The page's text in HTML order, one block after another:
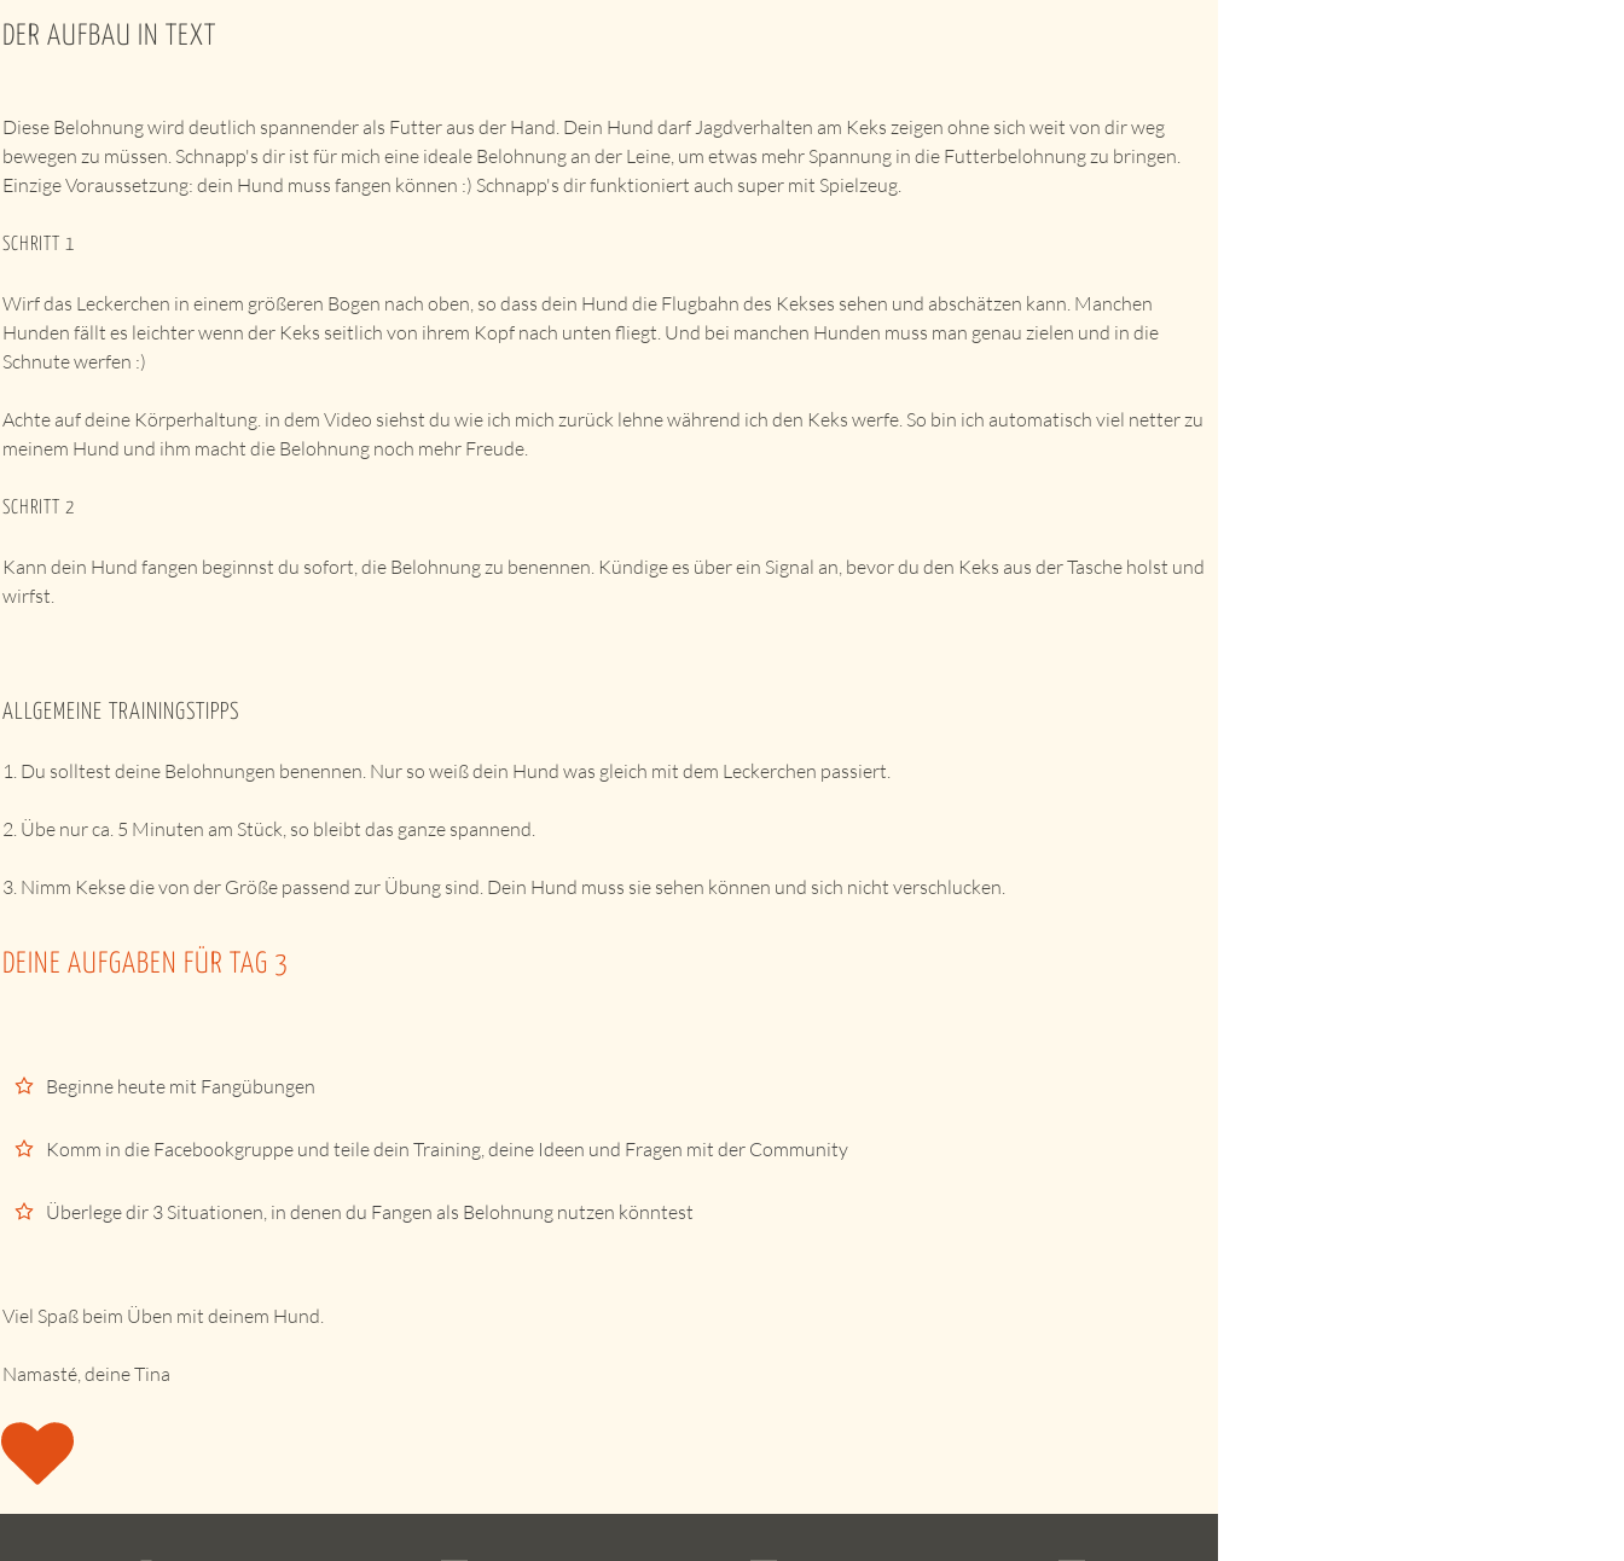
DER AUFBAU IN TEXT
Diese Belohnung wird deutlich spannender als Futter aus der Hand. Dein Hund darf Jagdverhalten am Keks zeigen ohne sich weit von dir weg
bewegen zu müssen. Schnapp's dir ist für mich eine ideale Belohnung an der Leine, um etwas mehr Spannung in die Futterbelohnung zu bringen.
Einzige Voraussetzung: dein Hund muss fangen können :) Schnapp's dir funktioniert auch super mit Spielzeug.
SCHRITT 1
Wirf das Leckerchen in einem größeren Bogen nach oben, so dass dein Hund die Flugbahn des Kekses sehen und abschätzen kann. Manchen
Hunden fällt es leichter wenn der Keks seitlich von ihrem Kopf nach unten fliegt. Und bei manchen Hunden muss man genau zielen und in die
Schnute werfen :)
Achte auf deine Körperhaltung. in dem Video siehst du wie ich mich zurück lehne während ich den Keks werfe. So bin ich automatisch viel netter zu
meinem Hund und ihm macht die Belohnung noch mehr Freude.
SCHRITT 2
Kann dein Hund fangen beginnst du sofort, die Belohnung zu benennen. Kündige es über ein Signal an, bevor du den Keks aus der Tasche holst und
wirfst.
ALLGEMEINE TRAININGSTIPPS
1. Du solltest deine Belohnungen benennen. Nur so weiß dein Hund was gleich mit dem Leckerchen passiert.
2. Übe nur ca. 5 Minuten am Stück, so bleibt das ganze spannend.
3. Nimm Kekse die von der Größe passend zur Übung sind. Dein Hund muss sie sehen können und sich nicht verschlucken.
DEINE AUFGABEN FÜR TAG 3
Beginne heute mit Fangübungen
Komm in die Facebookgruppe und teile dein Training, deine Ideen und Fragen mit der Community
Überlege dir 3 Situationen, in denen du Fangen als Belohnung nutzen könntest
Viel Spaß beim Üben mit deinem Hund.
Namasté, deine Tina